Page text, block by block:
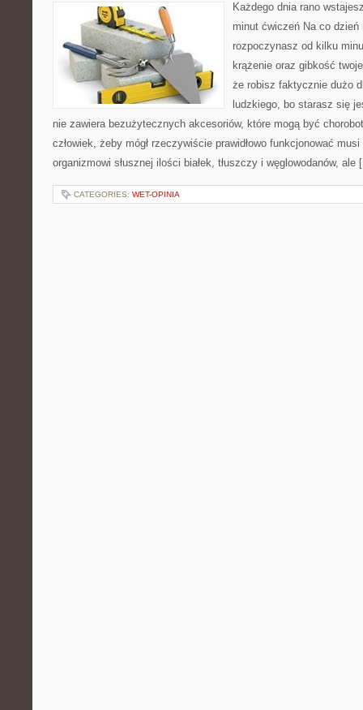
Każdego dnia rano
minut ćwiczeń Na co dzień
rozpoczynasz od kilku
krążenie oraz gibkość
że robisz faktycznie dużo
ludzkiego, bo starasz się
nie zawiera bezużytecznych akcesoriów, które mogą być
człowiek, żeby mógł rzeczywiście prawidłowo funkcjonować
organizmowi słusznej ilości białek, tłuszczy i węglowodanów,
CATEGORIES: WET-OPINIA